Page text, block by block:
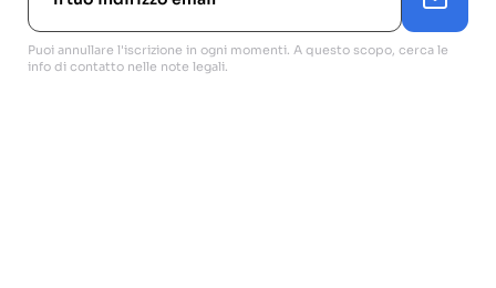
Puoi annullare l'iscrizione in ogni momenti. A questo scopo, cerca le
info di contatto nelle note legali.